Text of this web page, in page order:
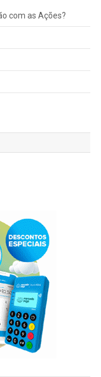
com as Ações?